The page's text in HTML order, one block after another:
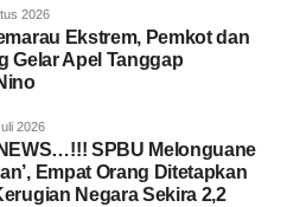
2026
Ekstrem, Pemkot dan
Gelar Apel Tanggap
2026
SPBU Melonguane
Empat Orang Ditetapkan
Negara Sekira 2,2